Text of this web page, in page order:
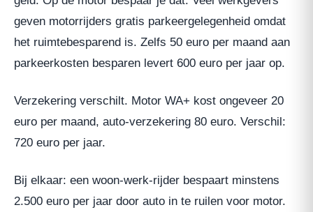
geven motorrijders gratis parkeergelegenheid omdat
het ruimtebesparend is. Zelfs 50 euro per maand aan
parkeerkosten besparen levert 600 euro per jaar op.
Verzekering verschilt. Motor WA+ kost ongeveer 20
euro per maand, auto-verzekering 80 euro. Verschil:
720 euro per jaar.
Bij elkaar: een woon-werk-rijder bespaart minstens
2.500 euro per jaar door auto in te ruilen voor motor.